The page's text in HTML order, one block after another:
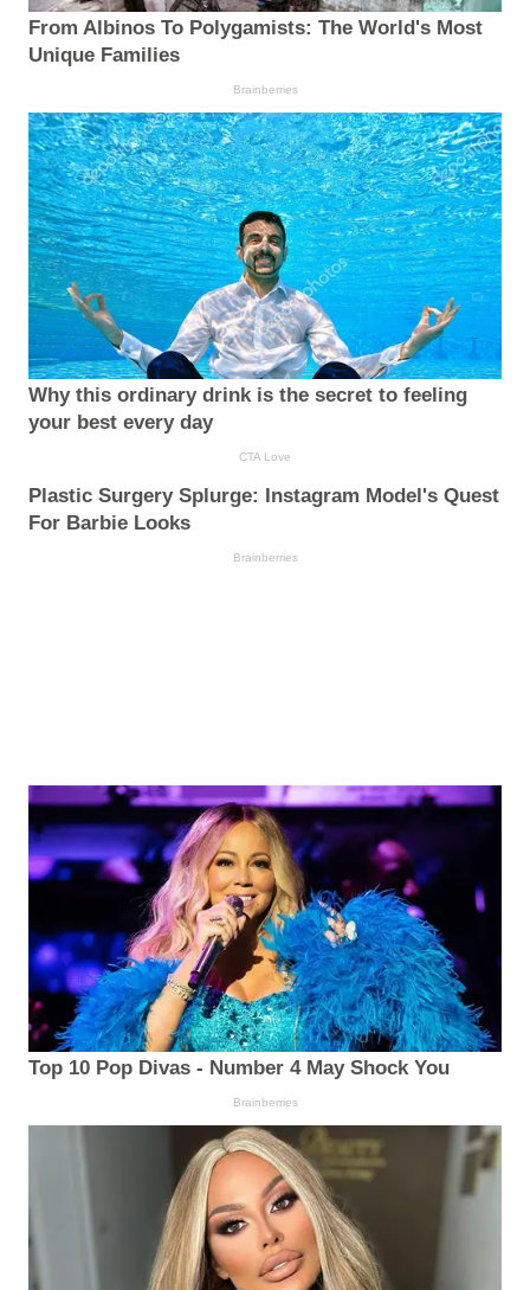
From Albinos To Polygamists: The World's Most
Unique Families
Brainberries
Why this ordinary drink is the secret to feeling
your best every day
CTA Love
Plastic Surgery Splurge: Instagram Model's Quest
For Barbie Looks
Brainberries
Top 10 Pop Divas - Number 4 May Shock You
Brainberries